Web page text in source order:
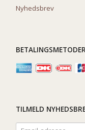
Nyhedsbrev
TILMELD
Email-